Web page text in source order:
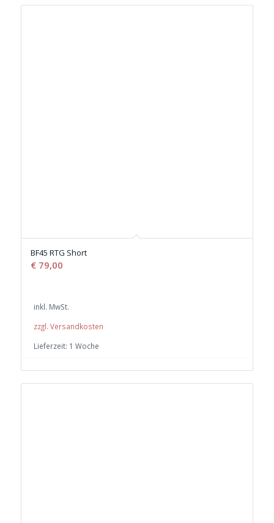
BF45 RTG Short
€79,00
inkl. MwSt.
zzgl. Versandkosten
Lieferzeit: 1 Woche